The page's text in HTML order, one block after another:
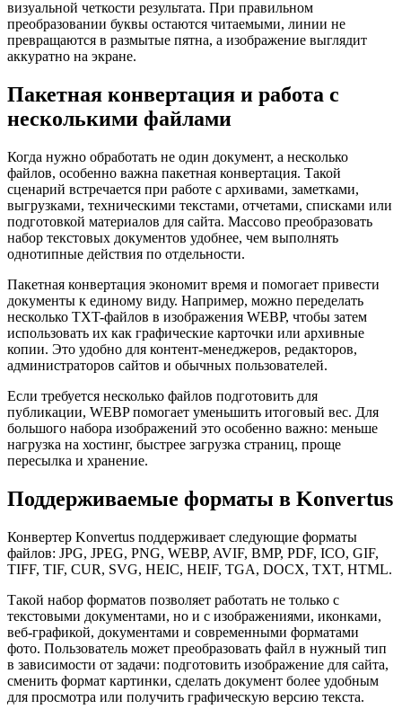
визуальной четкости результата. При правильном
преобразовании буквы остаются читаемыми, линии не
превращаются в размытые пятна, а изображение выглядит
аккуратно на экране.
Пакетная конвертация и работа с
несколькими файлами
Когда нужно обработать не один документ, а несколько
файлов, особенно важна пакетная конвертация. Такой
сценарий встречается при работе с архивами, заметками,
выгрузками, техническими текстами, отчетами, списками или
подготовкой материалов для сайта. Массово преобразовать
набор текстовых документов удобнее, чем выполнять
однотипные действия по отдельности.
Пакетная конвертация экономит время и помогает привести
документы к единому виду. Например, можно переделать
несколько TXT-файлов в изображения WEBP, чтобы затем
использовать их как графические карточки или архивные
копии. Это удобно для контент-менеджеров, редакторов,
администраторов сайтов и обычных пользователей.
Если требуется несколько файлов подготовить для
публикации, WEBP помогает уменьшить итоговый вес. Для
большого набора изображений это особенно важно: меньше
нагрузка на хостинг, быстрее загрузка страниц, проще
пересылка и хранение.
Поддерживаемые форматы в Konvertus
Конвертер Konvertus поддерживает следующие форматы
файлов: JPG, JPEG, PNG, WEBP, AVIF, BMP, PDF, ICO, GIF,
TIFF, TIF, CUR, SVG, HEIC, HEIF, TGA, DOCX, TXT, HTML.
Такой набор форматов позволяет работать не только с
текстовыми документами, но и с изображениями, иконками,
веб-графикой, документами и современными форматами
фото. Пользователь может преобразовать файл в нужный тип
в зависимости от задачи: подготовить изображение для сайта,
сменить формат картинки, сделать документ более удобным
для просмотра или получить графическую версию текста.